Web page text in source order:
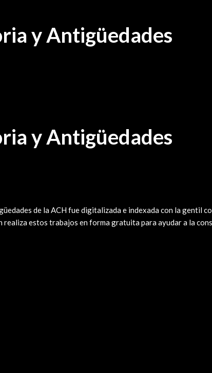
y Antigüedades
y Antigüedades
de la ACH fue digitalizada e indexada con la gentil
realiza estos trabajos en forma gratuita para ayudar a la